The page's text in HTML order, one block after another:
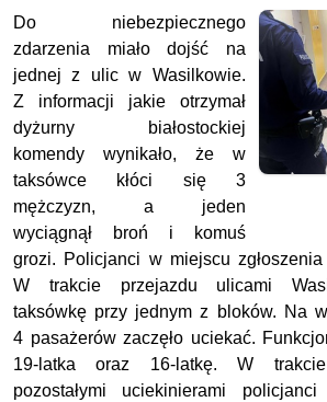
Do niebezpiecznego
zdarzenia miało dojść na
jednej z ulic w Wasilkowie.
Z informacji jakie otrzymał
dyżurny białostockiej
komendy wynikało, że w
taksówce kłóci się 3
mężczyzn, a jeden
wyciągnął broń i komuś
grozi. Policjanci w miejscu
W trakcie przejazdu ulicami
taksówkę przy jednym z bloków. Na
4 pasażerów zaczęło uciekać.
19-latka oraz 16-latkę. W
pozostałymi uciekinierami